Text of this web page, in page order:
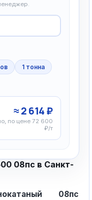
1 тонна
≈ 2 614 ₽
по цене 72 600
₽/т
08пс в Санкт-
08пс